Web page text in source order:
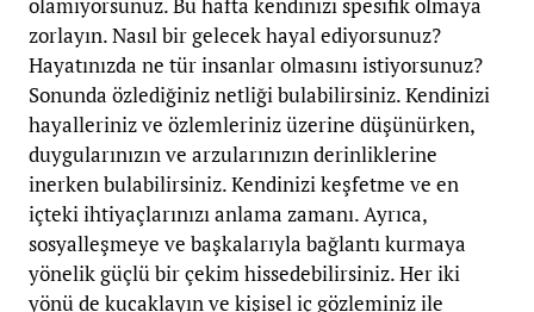
olamıyorsunuz. Bu hafta kendinizi spesifik olmaya
zorlayın. Nasıl bir gelecek hayal ediyorsunuz?
Hayatınızda ne tür insanlar olmasını istiyorsunuz?
Sonunda özlediğiniz netliği bulabilirsiniz. Kendinizi
hayalleriniz ve özlemleriniz üzerine düşünürken,
duygularınızın ve arzularınızın derinliklerine
inerken bulabilirsiniz. Kendinizi keşfetme ve en
içteki ihtiyaçlarınızı anlama zamanı. Ayrıca,
sosyalleşmeye ve başkalarıyla bağlantı kurmaya
yönelik güçlü bir çekim hissedebilirsiniz. Her iki
yönü de kucaklayın ve kişisel iç gözleminiz ile